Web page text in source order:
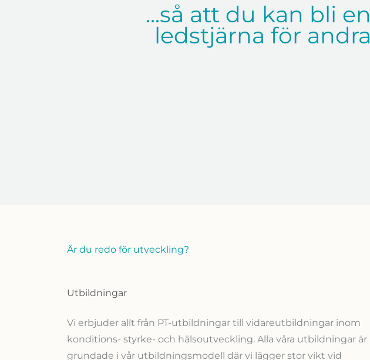
...så att du kan bli en
ledstjärna för andra
Är du redo för utveckling?
Utbildningar
Vi erbjuder allt från PT-utbildningar till vidareutbildningar inom
konditions- styrke- och hälsoutveckling. Alla våra utbildningar är
grundade i vår utbildningsmodell där vi lägger stor vikt vid